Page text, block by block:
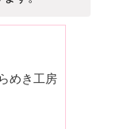
めき工房